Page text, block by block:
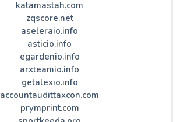
katamastah.com
zqscore.net
aseleraio.info
asticio.info
egardenio.info
arxteamio.info
getalexio.info
accountaudittaxcon.com
prymprint.com